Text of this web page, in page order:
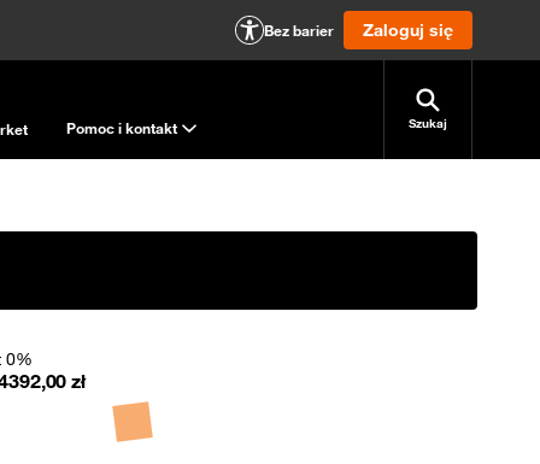
Bez barier Zaloguj się
Pomoc i kontakt Szukaj
0%
zł